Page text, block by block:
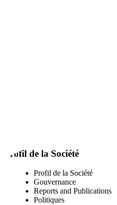
Profil de la Société
Profil de la Société
Gouvernance
Reports and Publications
Politiques